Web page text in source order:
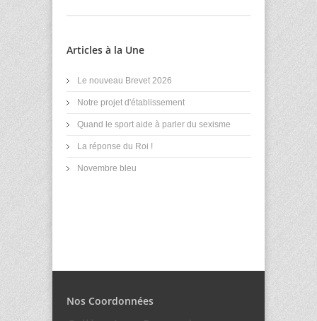
Articles à la Une
Le nouveau Brevet 2026
Notre projet d'établissement
Quand le sport aide à parler du sexisme
La réponse du Roi !
Novembre bleu
Nos Coordonnées